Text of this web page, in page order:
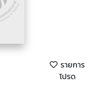
รายการ
โปรด